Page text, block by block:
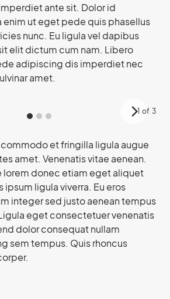
ante sit. Dolor id
ut eget pede quis phasellus
nunc. Eu ligula vel dapibus
elit dictum cum nam. Libero
adipiscing dis imperdiet nec
amet.
1 of 3
et fringilla ligula augue
amet. Venenatis vitae aenean.
lorem donec etiam eget aliquet
ligula viverra. Eu eros
integer sed justo aenean tempus
eget consectetuer venenatis
dolor consequat nullam
sem tempus. Quis rhoncus